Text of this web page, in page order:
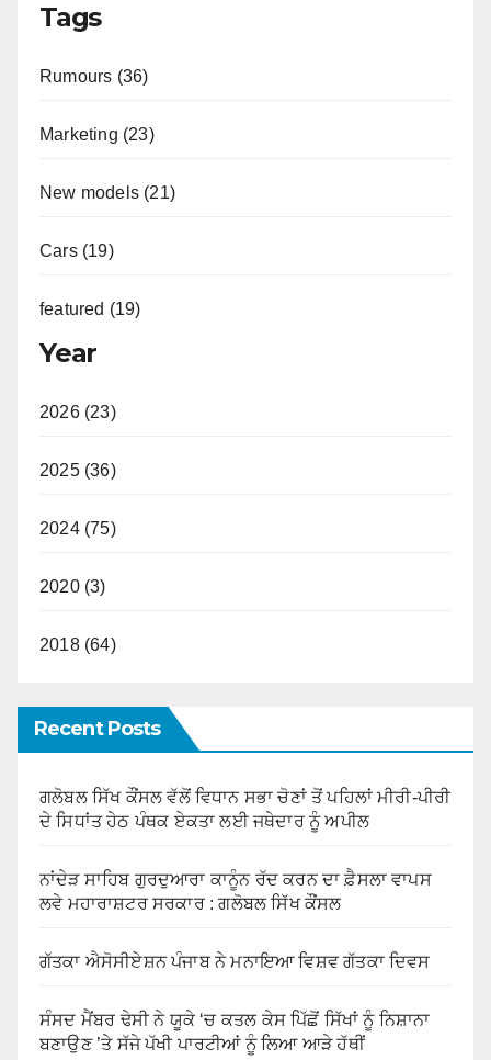
Tags
Rumours (36)
Marketing (23)
New models (21)
Cars (19)
featured (19)
Year
2026 (23)
2025 (36)
2024 (75)
2020 (3)
2018 (64)
Recent Posts
ਗਲੋਬਲ ਸਿੱਖ ਕੌਂਸਲ ਵੱਲੋਂ ਵਿਧਾਨ ਸਭਾ ਚੋਣਾਂ ਤੋਂ ਪਹਿਲਾਂ ਮੀਰੀ-ਪੀਰੀ
ਦੇ ਸਿਧਾਂਤ ਹੇਠ ਪੰਥਕ ਏਕਤਾ ਲਈ ਜਥੇਦਾਰ ਨੂੰ ਅਪੀਲ
ਨਾਂਦੇੜ ਸਾਹਿਬ ਗੁਰਦੁਆਰਾ ਕਾਨੂੰਨ ਰੱਦ ਕਰਨ ਦਾ ਫ਼ੈਸਲਾ ਵਾਪਸ
ਲਵੇ ਮਹਾਰਾਸ਼ਟਰ ਸਰਕਾਰ : ਗਲੋਬਲ ਸਿੱਖ ਕੌਂਸਲ
ਗੱਤਕਾ ਐਸੋਸੀਏਸ਼ਨ ਪੰਜਾਬ ਨੇ ਮਨਾਇਆ ਵਿਸ਼ਵ ਗੱਤਕਾ ਦਿਵਸ
ਸੰਸਦ ਮੈਂਬਰ ਢੇਸੀ ਨੇ ਯੂਕੇ ‘ਚ ਕਤਲ ਕੇਸ ਪਿੱਛੋਂ ਸਿੱਖਾਂ ਨੂੰ ਨਿਸ਼ਾਨਾ
ਬਣਾਉਣ ’ਤੇ ਸੱਜੇ ਪੱਖੀ ਪਾਰਟੀਆਂ ਨੂੰ ਲਿਆ ਆੜੇ ਹੱਥੀਂ